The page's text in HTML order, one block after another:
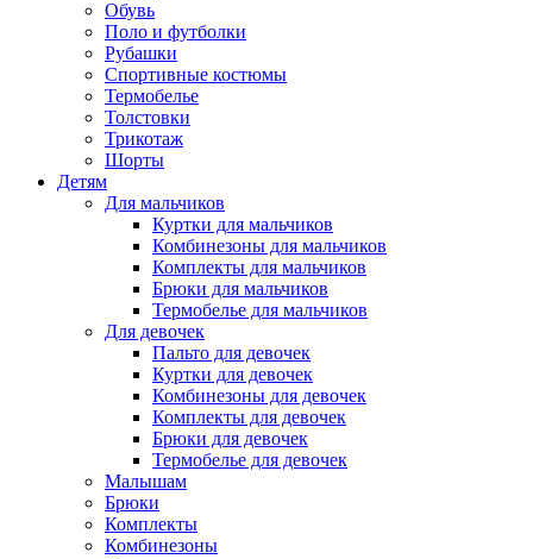
Обувь
Поло и футболки
Рубашки
Спортивные костюмы
Термобелье
Толстовки
Трикотаж
Шорты
Детям
Для мальчиков
Куртки для мальчиков
Комбинезоны для мальчиков
Комплекты для мальчиков
Брюки для мальчиков
Термобелье для мальчиков
Для девочек
Пальто для девочек
Куртки для девочек
Комбинезоны для девочек
Комплекты для девочек
Брюки для девочек
Термобелье для девочек
Малышам
Брюки
Комплекты
Комбинезоны